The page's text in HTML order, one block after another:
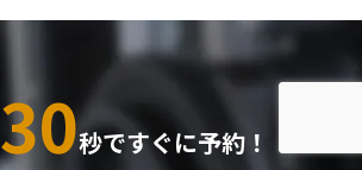
30秒ですぐに予約！